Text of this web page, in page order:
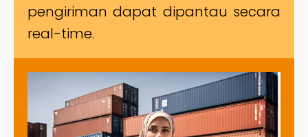
pengiriman dapat dipantau secara
real-time.